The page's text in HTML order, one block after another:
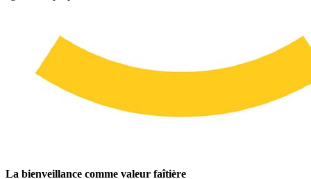
La bienveillance comme valeur faîtière